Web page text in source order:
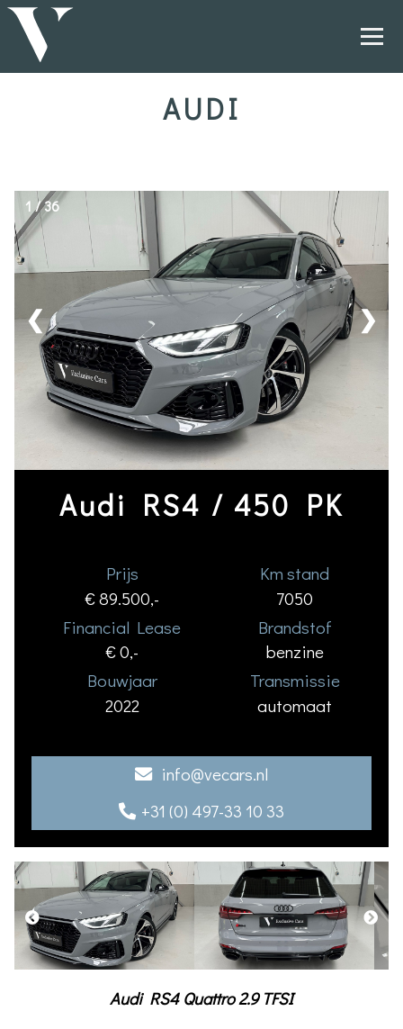
AUDI
1 / 36
❮ ❯
Audi RS4 / 450 PK
Prijs
€ 89.500,-
Financial Lease
€ 0,-
Bouwjaar
2022
Km stand
7050
Brandstof
benzine
Transmissie
automaat
info@vecars.nl
+31 (0) 497-33 10 33
Audi RS4 Quattro 2.9 TFSI